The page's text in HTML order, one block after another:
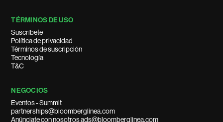
TÉRMINOS DE USO
Suscríbete
Política de privacidad
Términos de suscripción
Tecnología
T&C
NEGOCIOS
Eventos - Summit
partnerships@bloomberglinea.com
Anúnciate con nosotros ads@bloomberglinea.com